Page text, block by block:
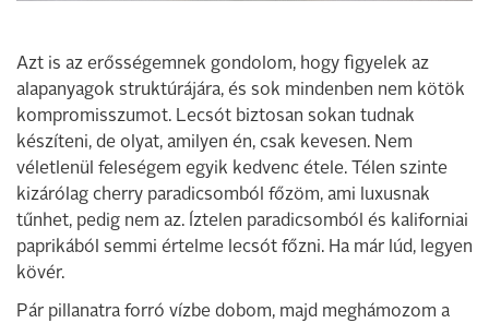
Azt is az erősségemnek gondolom, hogy figyelek az
alapanyagok struktúrájára, és sok mindenben nem kötök
kompromisszumot. Lecsót biztosan sokan tudnak
készíteni, de olyat, amilyen én, csak kevesen. Nem
véletlenül feleségem egyik kedvenc étele. Télen szinte
kizárólag cherry paradicsomból főzöm, ami luxusnak
tűnhet, pedig nem az. Íztelen paradicsomból és kaliforniai
paprikából semmi értelme lecsót főzni. Ha már lúd, legyen
kövér.
Pár pillanatra forró vízbe dobom, majd meghámozom a